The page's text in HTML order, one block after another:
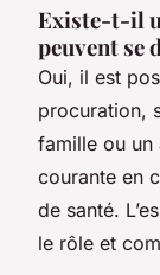
Existe-t-il
peuvent se
Oui, il est
procuration,
famille ou un
courante en
de santé.
le rôle et